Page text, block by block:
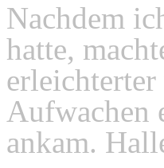
Nachdem
hatte,
Aufwachen
ankam.